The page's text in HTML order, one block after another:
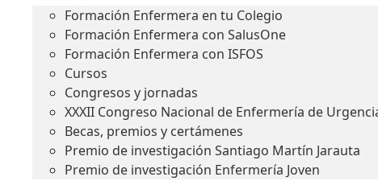
Formación Enfermera en tu Colegio
Formación Enfermera con SalusOne
Formación Enfermera con ISFOS
Cursos
Congresos y jornadas
XXXII Congreso Nacional de Enfermería de
Becas, premios y certámenes
Premio de investigación Santiago Martín Jarauta
Premio de investigación Enfermería Joven